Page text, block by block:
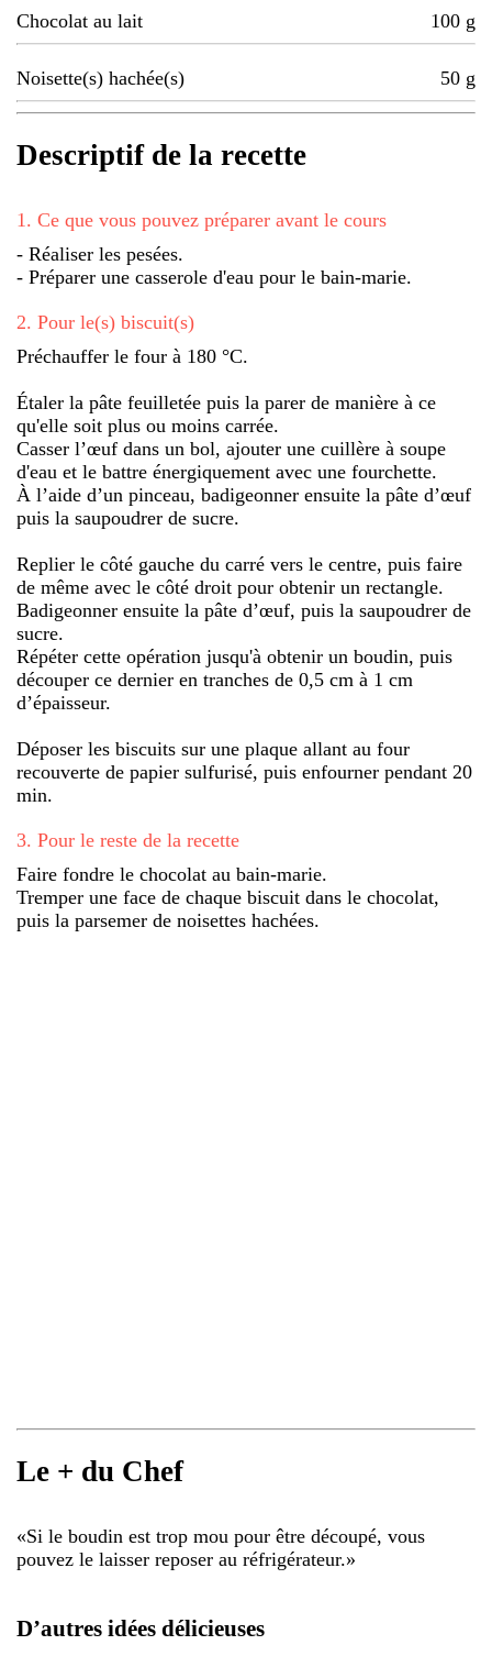
Chocolat au lait
100 g
Noisette(s) hachée(s) 50 g
Descriptif de la recette
1 . Ce que vous pouvez préparer avant le cours
- Réaliser les pesées.
- Préparer une casserole d'eau pour le bain-marie.
2. Pour le(s) biscuit(s)
Préchauffer le four à 180 °C.
Étaler la pâte feuilletée puis la parer de manière à ce
qu'elle soit plus ou moins carrée.
Casser l’œuf dans un bol, ajouter une cuillère à soupe
d'eau et le battre énergiquement avec une fourchette.
À l’aide d’un pinceau, badigeonner ensuite la pâte d’œuf
puis la saupoudrer de sucre.
Replier le côté gauche du carré vers le centre, puis faire
de même avec le côté droit pour obtenir un rectangle.
Badigeonner ensuite la pâte d’œuf, puis la saupoudrer de
sucre.
Répéter cette opération jusqu'à obtenir un boudin, puis
découper ce dernier en tranches de 0,5 cm à 1 cm
d’épaisseur.
Déposer les biscuits sur une plaque allant au four
recouverte de papier sulfurisé, puis enfourner pendant 20
min.
3. Pour le reste de la recette
Faire fondre le chocolat au bain-marie.
Tremper une face de chaque biscuit dans le chocolat,
puis la parsemer de noisettes hachées.
Le + du Chef
«Si le boudin est trop mou pour être découpé, vous
pouvez le laisser reposer au réfrigérateur.»
D’autres idées délicieuses